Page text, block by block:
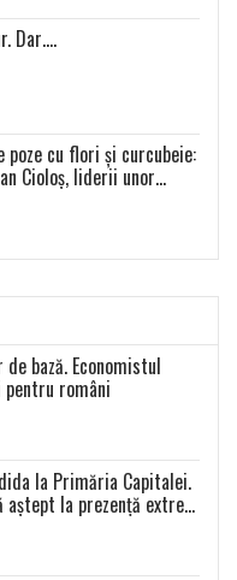
Dar….
poze cu flori și curcubeie:
Cioloș, liderii unor
bază. Economistul
români
la Primăria Capitalei.
aștept la prezență extrem